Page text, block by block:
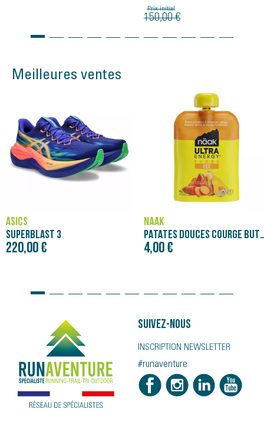
Meilleures ventes
NÄAK
4,00 €
ASICS
NOVABLAST 5
120,00 €
Suivez-nous
INSCRIPTION NEWSLETTER
#runaventure